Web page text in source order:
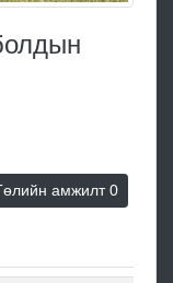
амжилт0